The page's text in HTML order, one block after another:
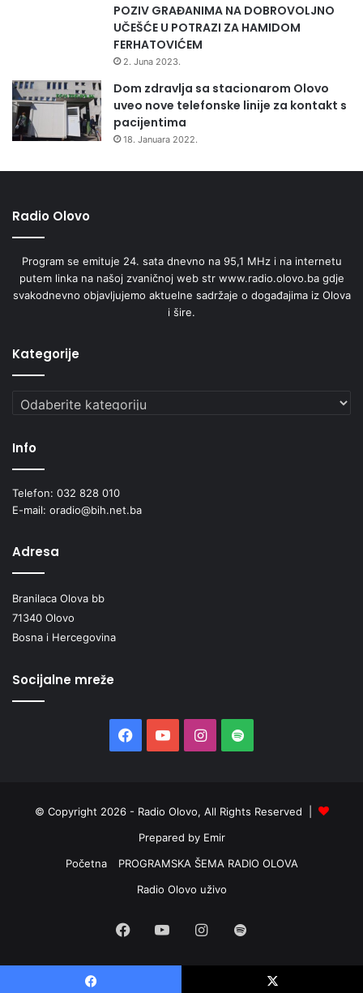
POZIV GRAĐANIMA NA DOBROVOLJNO
UČEŠĆE U POTRAZI ZA HAMIDOM
FERHATOVIĆEM
2. Juna 2023.
Dom zdravlja sa stacionarom Olovo
uveo nove telefonske linije za kontakt s
pacijentima
18. Januara 2022.
Radio Olovo
Program se emituje 24. sata dnevno na 95,1 MHz i na internetu
putem linka na našoj zvaničnoj web str www.radio.olovo.ba gdje
svakodnevno objavljujemo aktuelne sadržaje o događajima iz Olova
i šire.
Kategorije
Kategorije
Info
Telefon: 032 828 010
E-mail: oradio@bih.net.ba
Adresa
Branilaca Olova bb
71340 Olovo
Bosna i Hercegovina
Socijalne mreže
Facebook
YouTubeInstagram
Spotify
© Copyright 2026 - Radio Olovo, All Rights Reserved |
Prepared by Emir
Početna
PROGRAMSKA ŠEMA RADIO OLOVA
Radio Olovo uživo
Facebook
YouTubeInstagram
Spotify